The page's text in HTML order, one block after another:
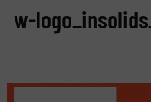
w-